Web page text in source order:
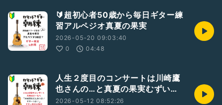
🔰超初心者50歳から毎日ギター練
習アルペジオ真夏の果実
2026-05-20 09:03:40
0
04:48
人生２度目のコンサートは川崎鷹
也さんの…と真夏の果実むずい…
2026-05-12 08:52:26